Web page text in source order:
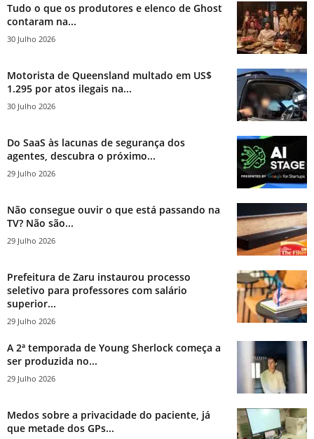
Tudo o que os produtores e elenco de Ghost
contaram na...
30 Julho 2026
Motorista de Queensland multado em US$
1.295 por atos ilegais na...
30 Julho 2026
Do SaaS às lacunas de segurança dos
agentes, descubra o próximo...
29 Julho 2026
Não consegue ouvir o que está passando na
TV? Não são...
29 Julho 2026
Prefeitura de Zaru instaurou processo
seletivo para professores com salário
superior...
29 Julho 2026
A 2ª temporada de Young Sherlock começa a
ser produzida no...
29 Julho 2026
Medos sobre a privacidade do paciente, já
que metade dos GPs...